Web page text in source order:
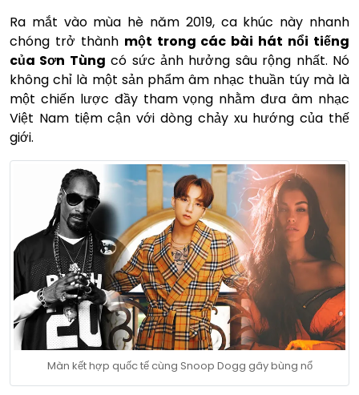
Ra mắt vào mùa hè năm 2019, ca khúc này nhanh
chóng trở thành một trong các bài hát nổi tiếng
của Sơn Tùng có sức ảnh hưởng sâu rộng nhất. Nó
không chỉ là một sản phẩm âm nhạc thuần túy mà là
một chiến lược đầy tham vọng nhằm đưa âm nhạc
Việt Nam tiệm cận với dòng chảy xu hướng của thế
giới.
Màn kết hợp quốc tế cùng Snoop Dogg gây bùng nổ